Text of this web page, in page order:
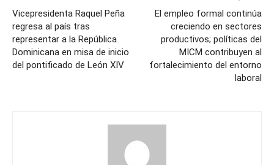
Vicepresidenta Raquel Peña
regresa al país tras
representar a la República
Dominicana en misa de inicio
del pontificado de León XIV
El empleo formal continúa
creciendo en sectores
productivos; políticas del
MICM contribuyen al
fortalecimiento del entorno
laboral